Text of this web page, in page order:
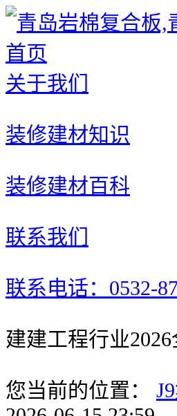
首页
关于我们
装修建材知识
装修建材百科
联系我们
联系电话：0532-
建建工程行业
您当前的位置：